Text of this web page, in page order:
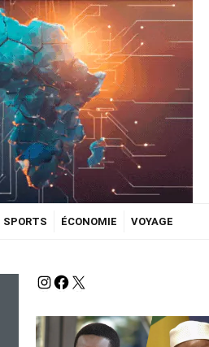
SPORTS ÉCONOMIE VOYAGE